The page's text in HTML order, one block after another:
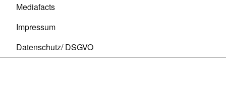
Mediafacts
Impressum
Datenschutz/ DSGVO